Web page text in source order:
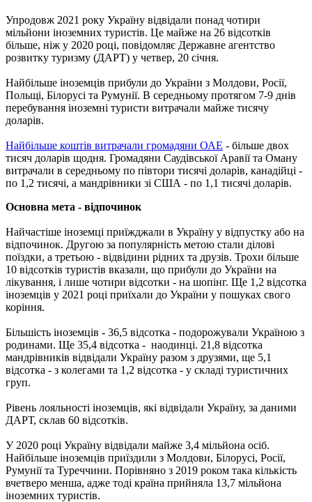
Упродовж 2021 року Україну відвідали понад чотири
мільйони іноземних туристів. Це майже на 26 відсотків
більше, ніж у 2020 році, повідомляє Державне агентство
розвитку туризму (ДАРТ) у четвер, 20 січня.
Найбільше іноземців прибули до України з Молдови, Росії,
Польщі, Білорусі та Румунії. В середньому протягом 7-9 днів
перебування іноземні туристи витрачали майже тисячу
доларів.
Найбільше коштів витрачали громадяни ОАЕ - більше двох
тисяч доларів щодня. Громадяни Саудівської Аравії та Оману
витрачали в середньому по півтори тисячі доларів, канадійці -
по 1,2 тисячі, а мандрівники зі США - по 1,1 тисячі доларів.
Основна мета - відпочинок
Найчастіше іноземці приїжджали в Україну у відпустку або на
відпочинок. Другою за популярність метою стали ділові
поїздки, а третьою - відвідини рідних та друзів. Трохи більше
10 відсотків туристів вказали, що прибули до України на
лікування, і лише чотири відсотки - на шопінг. Ще 1,2 відсотка
іноземців у 2021 році приїхали до України у пошуках свого
коріння.
Більшість іноземців - 36,5 відсотка - подорожували Україною з
родинами. Ще 35,4 відсотка - наодинці. 21,8 відсотка
мандрівників відвідали Україну разом з друзями, ще 5,1
відсотка - з колегами та 1,2 відсотка - у складі туристичних
груп.
Рівень лояльності іноземців, які відвідали Україну, за даними
ДАРТ, склав 60 відсотків.
У 2020 році Україну відвідали майже 3,4 мільйона осіб.
Найбільше іноземців приїздили з Молдови, Білорусі, Росії,
Румунії та Туреччини. Порівняно з 2019 роком така кількість
вчетверо менша, адже тоді країна прийняла 13,7 мільйона
іноземних туристів.